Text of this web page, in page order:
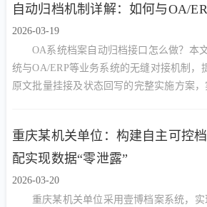
自动归档机制详解：如何与OA/
2026-03-19
OA系统档案自动归档接口怎么做？本
统与OA/ERP等业务系统的无缝对接机制，
原文批量挂接及状态回写的完整实施方案
重庆某机关单位：构建自主可控
配实现数据“零泄露”
2026-03-20
重庆某机关单位采用壹博档案系统，